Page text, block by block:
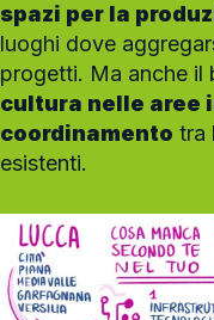
spazi per la
luoghi dove
progetti. Ma anche il
cultura nelle aree
coordinamento tra
esistenti.